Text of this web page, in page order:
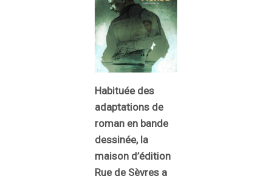
Habituée des
adaptations de
roman en bande
dessinée, la
maison d’édition
Rue de Sèvres a